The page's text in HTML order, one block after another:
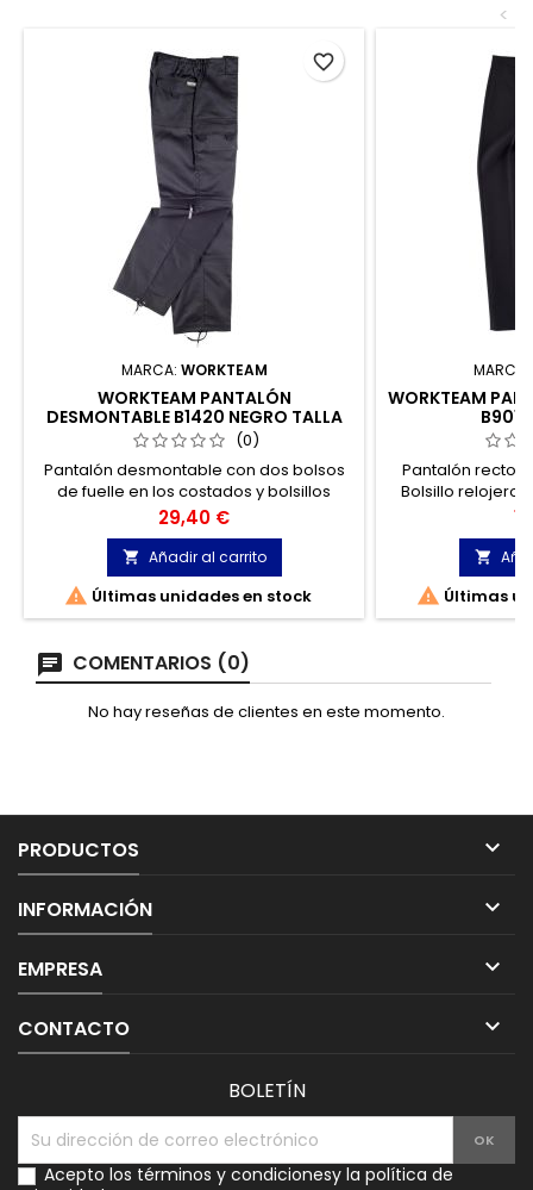
<
MARCA: WORKTEAM
WORKTEAM PANTALÓN
DESMONTABLE B1420 NEGRO TALLA
52
(0)
Pantalón desmontable con dos bolsos
de fuelle en los costados y bolsillos
auxiliares superpuestos con cartera de
velcro.
Precio
29,40 €
 Añadir al carrito
 Últimas unidades en stock
favorite_border
MARCA:
WORKTEAM
Pantalón recto
Bolsillo relojero.
Cierre de

 Últimas
COMENTARIOS (0)
No hay reseñas de clientes en este momento.
PRODUCTOS 
INFORMACIÓN 
EMPRESA 
CONTACTO 
BOLETÍN
Acepto los términos y condicionesy la política de